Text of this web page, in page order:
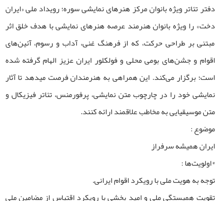
دفتر تئاتر ویژه بانوان مرکز هنرهای نمایشی سوره؛ رویداد ملی «ایران
دخت» را ویژه بانوان هنرمند عرصه­ هنرهای نمایشی با هدف خلق اثر
مبتنی بر طراحی حرکت، که از فرهنگ غنی، آداب و رسوم، آئین­‌های
اقوام و جشن‌­های بومی محلی و فولکلور ایران عزیز الهام گرفته شده
است؛ برگزار می‌کند. این همراهی به هنرمندان فرصت می­دهد تا آثار
نمایشی خود را در چارچوب متن نمایشی، پرفورمنس، تئاتر فیزیکال و
متن موسیقیایی به مخاطب علاقمند ارائه کنند.
موضوع :
ایران همیشه سرفراز
*اولویت‌ها :
توجه به هویت ملی با رویکرد اقوام ایرانی.
تقویت همبستگی ملی و امید بخشی با رویکرد اقتباس از مضامین ملی